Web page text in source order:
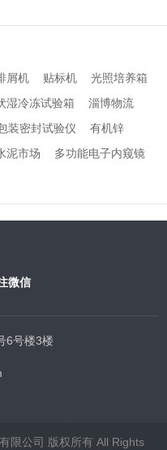
屑机 贴标机
光照培养箱
湿冷冻试验箱
淄博物流
装密封试验仪
有机锌
泥市场
多功能电子内窥镜
注微信
6号楼3楼
限公司 版权所有 All Rights